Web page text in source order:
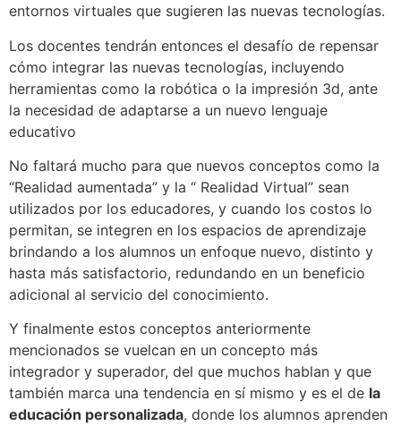
entornos virtuales que sugieren las nuevas tecnologías.
Los docentes tendrán entonces el desafío de repensar
cómo integrar las nuevas tecnologías, incluyendo
herramientas como la robótica o la impresión 3d, ante
la necesidad de adaptarse a un nuevo lenguaje
educativo
No faltará mucho para que nuevos conceptos como la
“Realidad aumentada” y la “ Realidad Virtual” sean
utilizados por los educadores, y cuando los costos lo
permitan, se integren en los espacios de aprendizaje
brindando a los alumnos un enfoque nuevo, distinto y
hasta más satisfactorio, redundando en un beneficio
adicional al servicio del conocimiento.
Y finalmente estos conceptos anteriormente
mencionados se vuelcan en un concepto más
integrador y superador, del que muchos hablan y que
también marca una tendencia en sí mismo y es el de la
educación personalizada, donde los alumnos aprenden